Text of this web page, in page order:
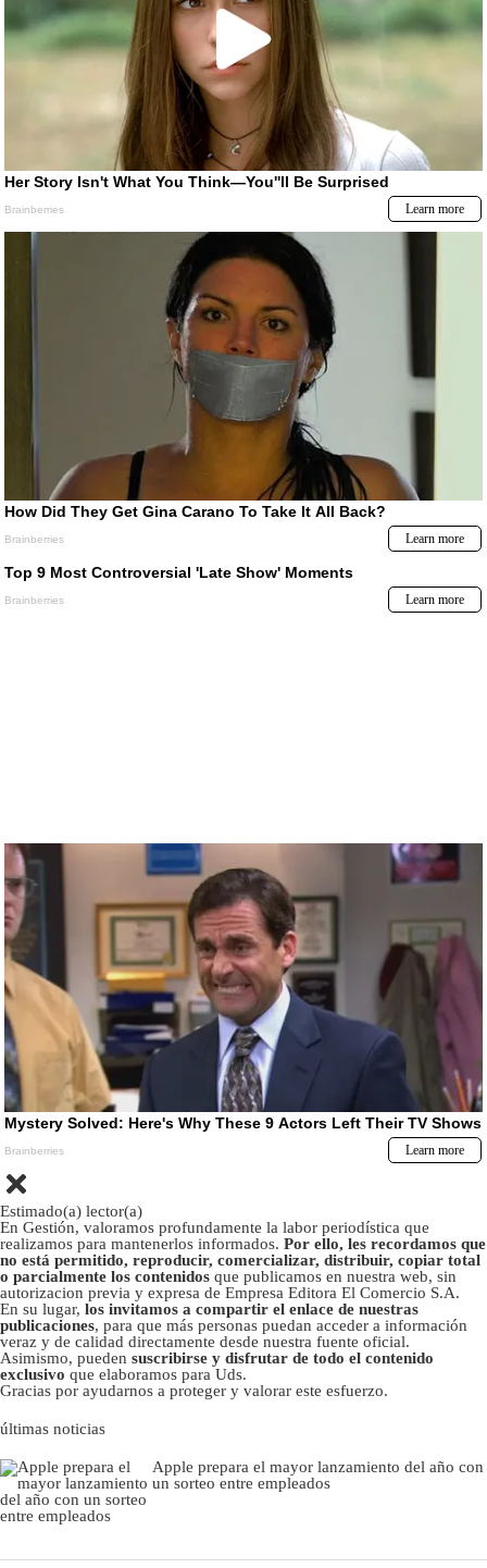
Estimado(a) lector(a)
En Gestión, valoramos profundamente la labor periodística que
realizamos para mantenerlos informados. Por ello, les recordamos que
no está permitido, reproducir, comercializar, distribuir, copiar total
o parcialmente los contenidos que publicamos en nuestra web, sin
autorizacion previa y expresa de Empresa Editora El Comercio S.A.
En su lugar, los invitamos a compartir el enlace de nuestras
publicaciones, para que más personas puedan acceder a información
veraz y de calidad directamente desde nuestra fuente oficial.
Asimismo, pueden suscribirse y disfrutar de todo el contenido
exclusivo que elaboramos para Uds.
Gracias por ayudarnos a proteger y valorar este esfuerzo.
últimas noticias
Apple prepara el mayor lanzamiento del año con
un sorteo entre empleados